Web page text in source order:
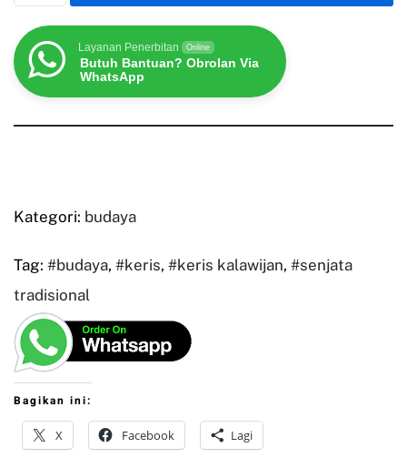
Layanan Penerbitan Online
Butuh Bantuan? Obrolan Via
WhatsApp
Kategori: budaya
Tag: #budaya, #keris, #keris kalawijan, #senjata
tradisional
Bagikan ini:
X Facebook Lagi